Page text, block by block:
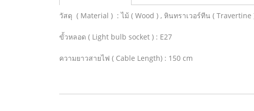
วัสดุ ( Material ) : ไม้ ( Wood ) , หินทราเวอร์ทีน ( Travertine
ขั้วหลอด ( Light bulb socket ) : E27
ความยาวสายไฟ ( Cable Length) : 150 cm